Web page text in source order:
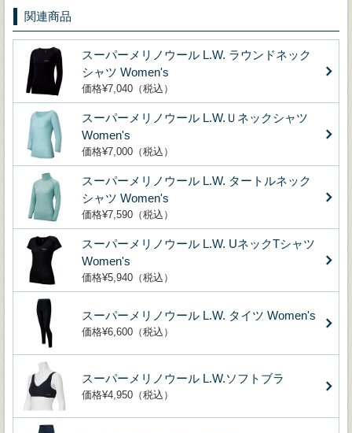
関連商品
スーパーメリノウール L.W. ラウンドネック
シャツ Women's
価格¥7,040（税込）
スーパーメリノウール L.W.Ｕネックシャツ
Women's
価格¥7,000（税込）
スーパーメリノウール L.W. タートルネック
シャツ Women's
価格¥7,590（税込）
スーパーメリノウール L.W. UネックTシャツ
Women's
価格¥5,940（税込）
スーパーメリノウール L.W. タイツ Women's
価格¥6,600（税込）
スーパーメリノウール L.W.ソフトブラ
価格¥4,950（税込）